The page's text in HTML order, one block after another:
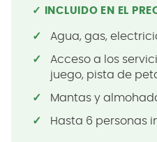
✓ INCLUIDO EN EL
Agua, gas,
Acceso a los
juego, pista de
Mantas y
Hasta 6 personas